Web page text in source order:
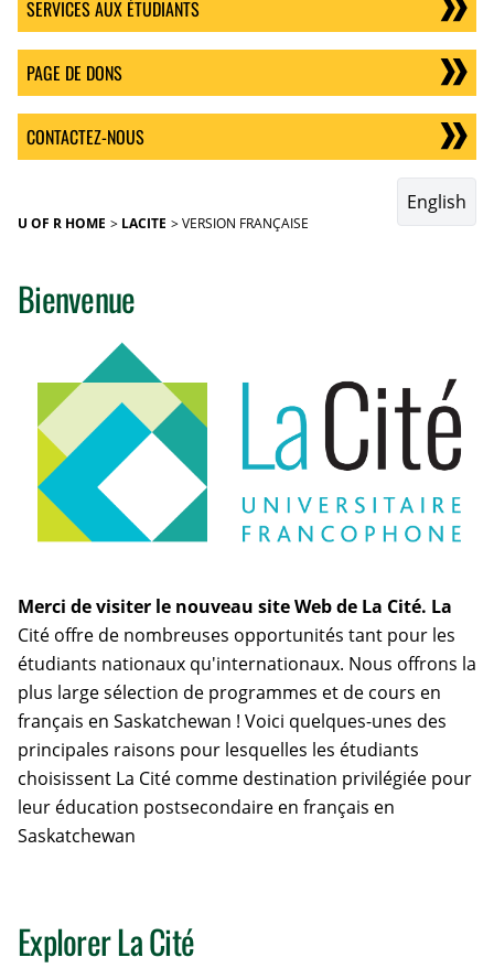
SERVICES AUX ÉTUDIANTS
PAGE DE DONS
CONTACTEZ-NOUS
English
U OF R HOME LACITE VERSION FRANÇAISE
Bienvenue
Merci de visiter le nouveau site Web de La Cité. La
Cité offre de nombreuses opportunités tant pour les
étudiants nationaux qu'internationaux. Nous offrons la
plus large sélection de programmes et de cours en
français en Saskatchewan ! Voici quelques-unes des
principales raisons pour lesquelles les étudiants
choisissent La Cité comme destination privilégiée pour
leur éducation postsecondaire en français en
Saskatchewan
Explorer La Cité